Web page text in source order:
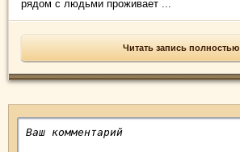
рядом с людьми проживает ...
Читать запись полностью